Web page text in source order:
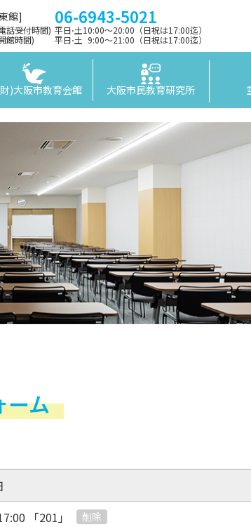
館] 06-6943-5021
話受付時間) 平日⋅土10:00～20:00（日祝は17:00迄）
館時間)
平日⋅土 9:00〜21:00（日祝は17:00迄）
)大阪市教育会館 大阪市民教育研究所
ーム
「201」 削除